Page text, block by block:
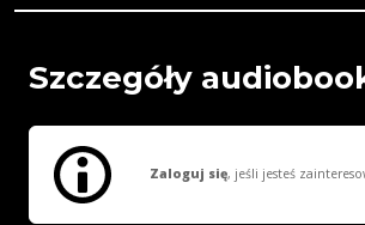
Szczegóły
Zaloguj się, jeśli jesteś